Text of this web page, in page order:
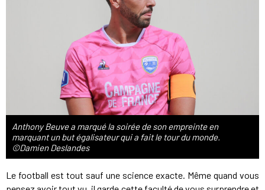
Anthony Beuve a marqué la soirée de son empreinte en
marquant un but égalisateur qui a fait le tour du monde.
©Damien Deslandes
Le football est tout sauf une science exacte. Même quand vous